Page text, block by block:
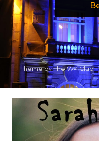
Theme by The WP Club .